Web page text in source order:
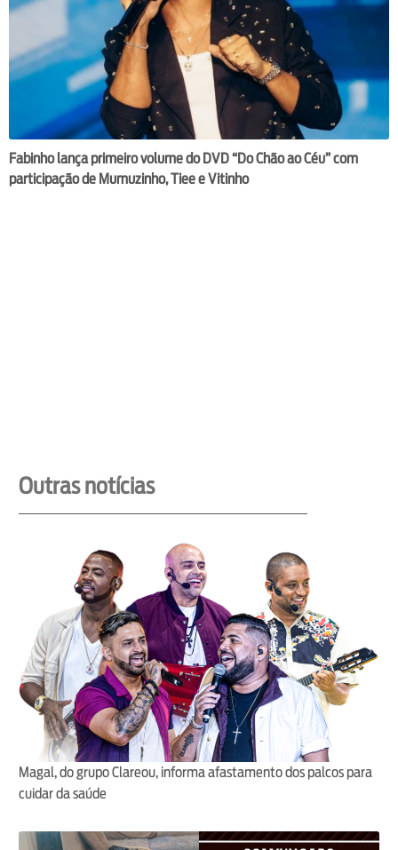
Fabinho lança primeiro volume do DVD “Do Chão ao Céu” com
participação de Mumuzinho, Tiee e Vitinho
Outras notícias
Magal, do grupo Clareou, informa afastamento dos palcos para
cuidar da saúde